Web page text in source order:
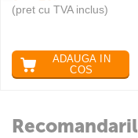
(pret cu TVA inclus)
ADAUGA IN
COS